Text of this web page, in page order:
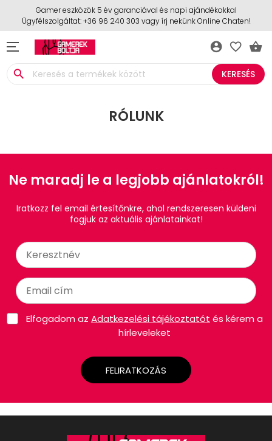
Gamer eszközök 5 év garanciával és napi ajándékokkal
Ügyfélszolgáltat: +36 96 240 303 vagy írj nekünk Online Chaten!
account_circle favorite_border shopping_basket
search KERESÉS
RÓLUNK
Ne maradj le a legjobb ajánlatokról!
Iratkozz fel email értesítőnkre, ahol rendszeresen küldeni
fogjuk az aktuális ajánlatainkat!
Elfogadom az Adatkezelési tájékoztatót és kérem a
hírleveleket
FELIRATKOZÁS